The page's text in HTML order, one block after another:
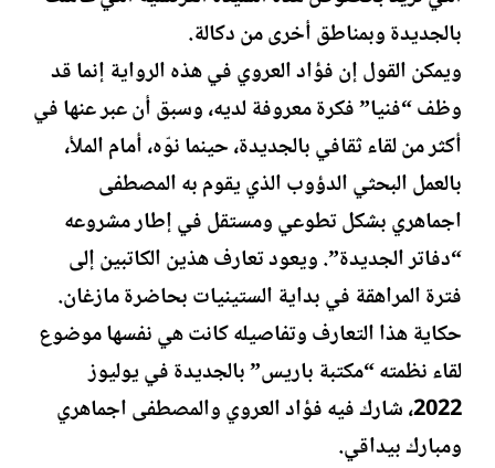
بالجديدة وبمناطق أخرى من دكالة.
ويمكن القول إن فؤاد العروي في هذه الرواية إنما قد
وظف “فنيا” فكرة معروفة لديه، وسبق أن عبر عنها في
أكثر من لقاء ثقافي بالجديدة، حينما نوّه، أمام الملأ،
بالعمل البحثي الدؤوب الذي يقوم به المصطفى
اجماهري بشكل تطوعي ومستقل في إطار مشروعه
“دفاتر الجديدة”. ويعود تعارف هذين الكاتبين إلى
فترة المراهقة في بداية الستينيات بحاضرة مازغان.
حكاية هذا التعارف وتفاصيله كانت هي نفسها موضوع
لقاء نظمته “مكتبة باريس” بالجديدة في يوليوز
2022، شارك فيه فؤاد العروي والمصطفى اجماهري
ومبارك بيداقي.